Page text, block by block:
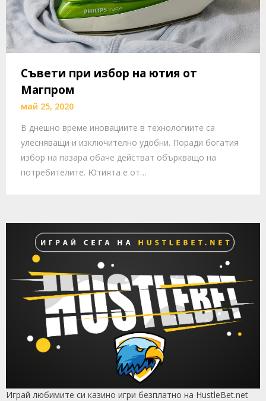
Съвети при избор на ютия от
Магпром
май 25, 2020
В днешно време иновациите в технологиите са
улесняващи и изключително удобни. Поради богатия
избор на пазара обаче действат объркващо на
потребителите. Ютията е от…
Играй любимите си казино игри безплатно на HustleBet.net